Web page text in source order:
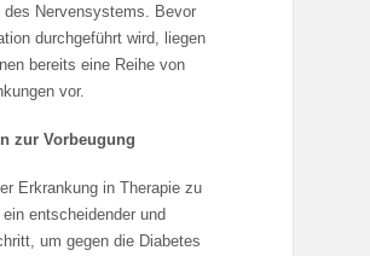
des Nervensystems. Bevor
durchgeführt wird, liegen
bereits eine Reihe von
vor.
zur Vorbeugung
Erkrankung in Therapie zu
entscheidender und
um gegen die Diabetes